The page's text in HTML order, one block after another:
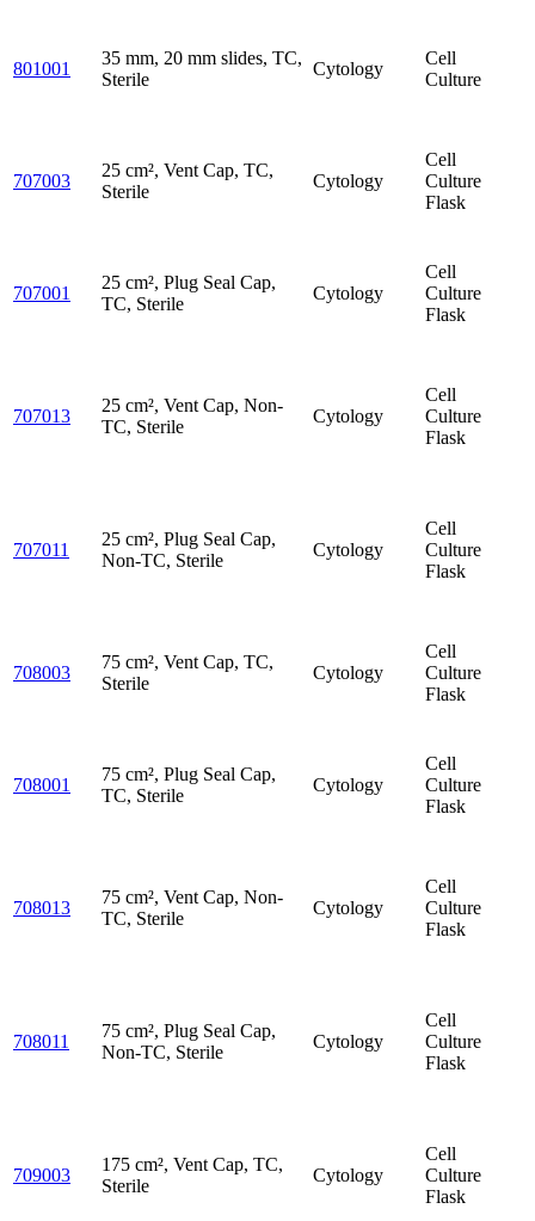
801001
35 mm, 20 mm slides, TC,
Sterile
Cytology
Cell
Culture
707003
25 cm², Vent Cap, TC,
Sterile
Cytology
Cell
Culture
Flask
707001
25 cm², Plug Seal Cap,
TC, Sterile
Cytology
Cell
Culture
Flask
707013
25 cm², Vent Cap, Non-
TC, Sterile
Cytology
Cell
Culture
Flask
707011
25 cm², Plug Seal Cap,
Non-TC, Sterile
Cytology
Cell
Culture
Flask
708003
75 cm², Vent Cap, TC,
Sterile
Cytology
Cell
Culture
Flask
708001
75 cm², Plug Seal Cap,
TC, Sterile
Cytology
Cell
Culture
Flask
708013
75 cm², Vent Cap, Non-
TC, Sterile
Cytology
Cell
Culture
Flask
708011
75 cm², Plug Seal Cap,
Non-TC, Sterile
Cytology
Cell
Culture
Flask
709003
175 cm², Vent Cap, TC,
Sterile
Cytology
Cell
Culture
Flask